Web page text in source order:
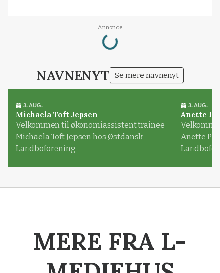
Annonce
Loading...
NAVNENYT Se mere navnenyt
3. AUG.
Michaela Toft Jepsen
Velkommen til økonomiassistent trainee
Michaela Toft Jepsen hos Østdansk
Landboforening
3. AUG.
Anette
Anette
MERE FRA L-